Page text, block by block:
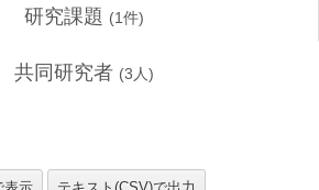
研究課題 (1件)
共同研究者 (3 人)